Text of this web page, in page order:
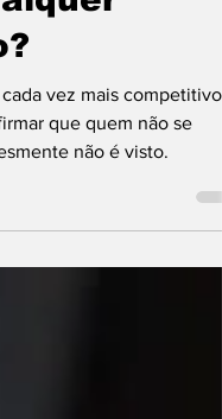
vez mais competitivo,
que quem não se